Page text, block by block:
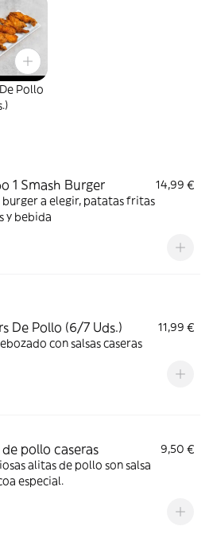
Pollo
1 Smash Burger
14,99 €
burger a elegir, patatas fritas
y bebida
De Pollo (6/7 Uds.)
11,99 €
con salsas caseras
pollo caseras
9,50 €
alitas de pollo son salsa
especial.